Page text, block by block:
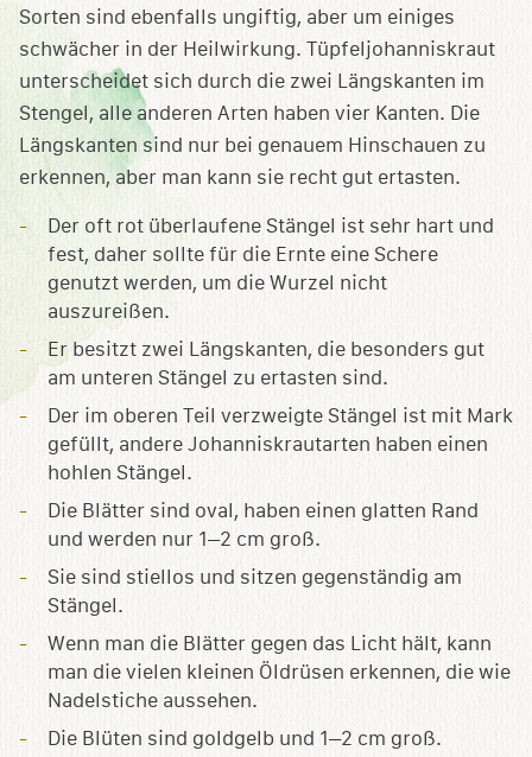
Sorten sind ebenfalls ungiftig, aber um einiges
schwächer in der Heilwirkung. Tüpfeljohanniskraut
unterscheidet sich durch die zwei Längskanten im
Stengel, alle anderen Arten haben vier Kanten. Die
Längskanten sind nur bei genauem Hinschauen zu
erkennen, aber man kann sie recht gut ertasten.
Der oft rot überlaufene Stängel ist sehr hart und
fest, daher sollte für die Ernte eine Schere
genutzt werden, um die Wurzel nicht
auszureißen.
Er besitzt zwei Längskanten, die besonders gut
am unteren Stängel zu ertasten sind.
Der im oberen Teil verzweigte Stängel ist mit Mark
gefüllt, andere Johanniskrautarten haben einen
hohlen Stängel.
Die Blätter sind oval, haben einen glatten Rand
und werden nur 1–2 cm groß.
Sie sind stiellos und sitzen gegenständig am
Stängel.
Wenn man die Blätter gegen das Licht hält, kann
man die vielen kleinen Öldrüsen erkennen, die wie
Nadelstiche aussehen.
Die Blüten sind goldgelb und 1–2 cm groß.